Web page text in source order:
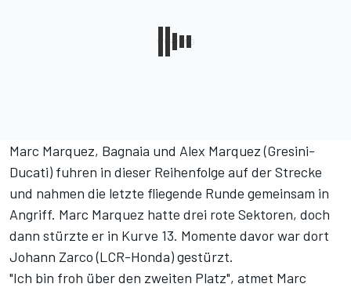
Marc Marquez, Bagnaia und Alex Marquez (Gresini-
Ducati) fuhren in dieser Reihenfolge auf der Strecke
und nahmen die letzte fliegende Runde gemeinsam in
Angriff. Marc Marquez hatte drei rote Sektoren, doch
dann stürzte er in Kurve 13. Momente davor war dort
Johann Zarco (LCR-Honda) gestürzt.
"Ich bin froh über den zweiten Platz", atmet Marc